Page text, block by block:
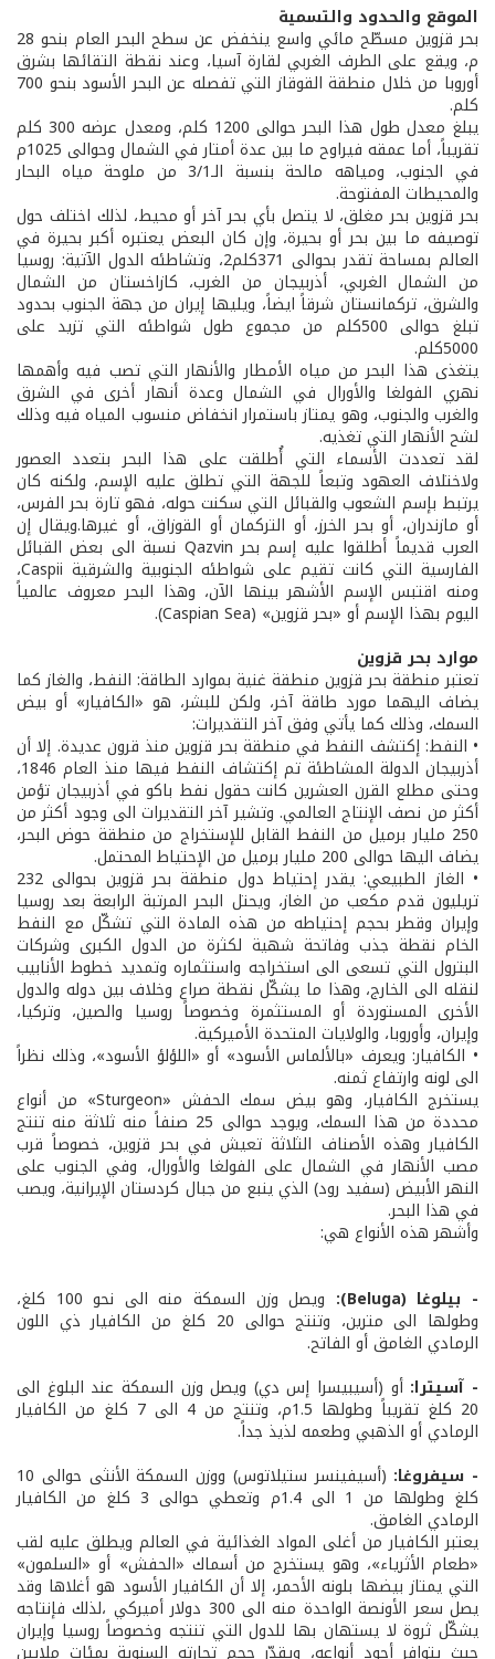
الموقع والحدود والتسمية
بحر قزوين مسطّح مائي واسع ينخفض عن سطح البحر العام بنحو 28
م، ويقع على الطرف الغربي لقارة آسيا، وعند نقطة التقائها بشرق
أوروبا من خلال منطقة القوقاز التي تفصله عن البحر الأسود بنحو 700
كلم.
يبلغ معدل طول هذا البحر حوالى 1200 كلم، ومعدل عرضه 300 كلم
تقريباً، أما عمقه فيراوح ما بين عدة أمتار في الشمال وحوالى 1025م
في الجنوب، ومياهه مالحة بنسبة الـ3/1 من ملوحة مياه البحار
والمحيطات المفتوحة.
بحر قزوين بحر مغلق، لا يتصل بأي بحر آخر أو محيط، لذلك اختلف حول
توصيفه ما بين بحر أو بحيرة، وإن كان البعض يعتبره أكبر بحيرة في
العالم بمساحة تقدر بحوالى 371كلم2، وتشاطئه الدول الآتية: روسيا
من الشمال الغربي، أذربيجان من الغرب، كازاخستان من الشمال
والشرق، تركمانستان شرقاً ايضاً، ويليها إيران من جهة الجنوب بحدود
تبلغ حوالى 500كلم من مجموع طول شواطئه التي تزيد على
5000كلم.
يتغذى هذا البحر من مياه الأمطار والأنهار التي تصب فيه وأهمها
نهري الفولغا والأورال في الشمال وعدة أنهار أخرى في الشرق
والغرب والجنوب، وهو يمتاز باستمرار انخفاض منسوب المياه فيه وذلك
لشح الأنهار التي تغذيه.
لقد تعددت الأسماء التي أُطلقت على هذا البحر بتعدد العصور
ولاختلاف العهود وتبعاً للجهة التي تطلق عليه الإسم، ولكنه كان
يرتبط بإسم الشعوب والقبائل التي سكنت حوله، فهو تارة بحر الفرس،
أو مازندران، أو بحر الخرز، أو التركمان أو القوزاق، أو غيرها.ويقال إن
العرب قديماً أطلقوا عليه إسم بحر Qazvin نسبة الى بعض القبائل
الفارسية التي كانت تقيم على شواطئه الجنوبية والشرقية Caspii،
ومنه اقتبس الإسم الأشهر بينها الآن، وهذا البحر معروف عالمياً
اليوم بهذا الإسم أو «بحر قزوين» (Caspian Sea).
موارد بحر قزوين
تعتبر منطقة بحر قزوين منطقة غنية بموارد الطاقة: النفط، والغاز كما
يضاف اليهما مورد طاقة آخر، ولكن للبشر، هو «الكافيار» أو بيض
السمك، وذلك كما يأتي وفق آخر التقديرات:
• النفط: إكتشف النفط في منطقة بحر قزوين منذ قرون عديدة. إلا أن
أذربيجان الدولة المشاطئة تم إكتشاف النفط فيها منذ العام 1846،
وحتى مطلع القرن العشرين كانت حقول نفط باكو في أذربيجان تؤمن
أكثر من نصف الإنتاج العالمي. وتشير آخر التقديرات الى وجود أكثر من
250 مليار برميل من النفط القابل للإستخراج من منطقة حوض البحر،
يضاف اليها حوالى 200 مليار برميل من الإحتياط المحتمل.
• الغاز الطبيعي: يقدر إحتياط دول منطقة بحر قزوين بحوالى 232
تريليون قدم مكعب من الغاز، ويحتل البحر المرتبة الرابعة بعد روسيا
وإيران وقطر بحجم إحتياطه من هذه المادة التي تشكّل مع النفط
الخام نقطة جذب وفاتحة شهية لكثرة من الدول الكبرى وشركات
البترول التي تسعى الى استخراجه واستثماره وتمديد خطوط الأنابيب
لنقله الى الخارج، وهذا ما يشكّل نقطة صراع وخلاف بين دوله والدول
الأخرى المستوردة أو المستثمرة وخصوصاً روسيا والصين، وتركيا،
وإيران، وأوروبا، والولايات المتحدة الأميركية.
• الكافيار: ويعرف «بالألماس الأسود» أو «اللؤلؤ الأسود»، وذلك نظراً
الى لونه وارتفاع ثمنه.
يستخرج الكافيار، وهو بيض سمك الحفش «Sturgeon» من أنواع
محددة من هذا السمك، ويوجد حوالى 25 صنفاً منه ثلاثة منه تنتج
الكافيار وهذه الأصناف الثلاثة تعيش في بحر قزوين، خصوصاً قرب
مصب الأنهار في الشمال على الفولغا والأورال، وفي الجنوب على
النهر الأبيض (سفيد رود) الذي ينبع من جبال كردستان الإيرانية، ويصب
في هذا البحر.
وأشهر هذه الأنواع هي:
- بيلوغا (Beluga): ويصل وزن السمكة منه الى نحو 100 كلغ،
وطولها الى مترين، وتنتج حوالى 20 كلغ من الكافيار ذي اللون
الرمادي الغامق أو الفاتح.
- آسيترا: أو (أسيبيسرا إس دي) ويصل وزن السمكة عند البلوغ الى
20 كلغ تقريباً وطولها 1.5م، وتنتج من 4 الى 7 كلغ من الكافيار
الرمادي أو الذهبي وطعمه لذيذ جداً.
- سيفروغا:
(أسيفينسر ستيلاتوس) ووزن السمكة الأنثى حوالى 10
كلغ وطولها من 1 الى 1.4م وتعطي حوالى 3 كلغ من الكافيار
الرمادي الغامق.
يعتبر الكافيار من أغلى المواد الغذائية في العالم ويطلق عليه لقب
«طعام الأثرياء»، وهو يستخرج من أسماك «الحفش» أو «السلمون»
التي يمتاز بيضها بلونه الأحمر، إلا أن الكافيار الأسود هو أغلاها وقد
يصل سعر الأونصة الواحدة منه الى 300 دولار أميركي ،لذلك فإنتاجه
يشكّل ثروة لا يستهان بها للدول التي تنتجه وخصوصاً روسيا وإيران
حيث يتوافر أجود أنواعه، ويقدّر حجم تجارته السنوية بمئات ملايين